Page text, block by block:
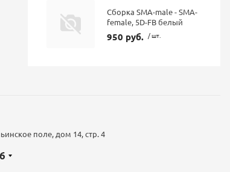
Сборка SMA-male - SMA-
female, 5D-FB белый
950 руб. / шт.
поле, дом 14, стр. 4